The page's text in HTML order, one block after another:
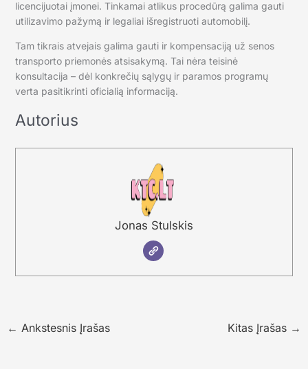
licencijuotai įmonei. Tinkamai atlikus procedūrą galima gauti
utilizavimo pažymą ir legaliai išregistruoti automobilį.
Tam tikrais atvejais galima gauti ir kompensaciją už senos
transporto priemonės atsisakymą. Tai nėra teisinė
konsultacija – dėl konkrečių sąlygų ir paramos programų
verta pasitikrinti oficialią informaciją.
Autorius
Jonas Stulskis
← Ankstesnis Įrašas Kitas Įrašas →